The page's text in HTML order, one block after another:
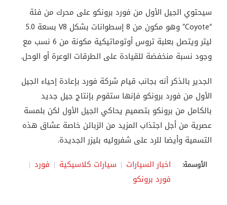
سيحتوي الجيل الأول من فورد برونكو على محرك من فئة
“Coyote” وهو مكون من 8 إسطوانات بشكل V8 بسعة 5.0
ليتر ويتصل بعلبة تروس أوتوماتيكية مكونة من 6 نسب مع
وجود نسبة منخفضة للقيادة على الطرقات الوعرة أو الوحل.
الجدير بالذكر أنه بجانب قيام شركة فورد بإعادة إحياء الجيل
الأول من فورد برونكو فإنها ستقوم بإنتاج جيل جديد
بالكامل من برونكو بتصميم يحاكي الجيل الأول لكن بلمسة
عصرية من أجل اجتذاب المزيد من الزبائن خاصة عشاق هذه
التسمية وأيضا للرد على شفروليه بليزر الجديدة.
الأوسمة: اخبار السيارات سيارات كلاسيكية
فورد
فورد برونكو